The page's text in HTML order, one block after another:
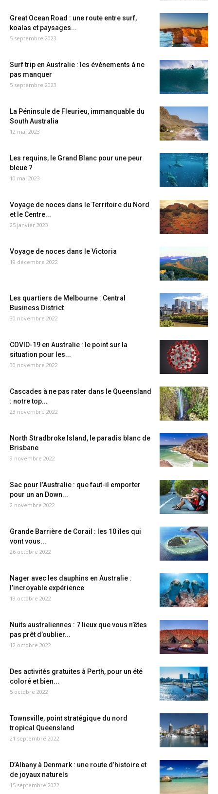
Great Ocean Road : une route entre surf,
koalas et paysages...
5 septembre 2023
Surf trip en Australie : les événements à ne
pas manquer
5 septembre 2023
La Péninsule de Fleurieu, immanquable du
South Australia
12 mai 2023
Les requins, le Grand Blanc pour une peur
bleue ?
10 mai 2023
Voyage de noces dans le Territoire du Nord
et le Centre...
25 janvier 2023
Voyage de noces dans le Victoria
19 décembre 2022
Les quartiers de Melbourne : Central
Business District
30 novembre 2022
COVID-19 en Australie : le point sur la
situation pour les...
30 novembre 2022
Cascades à ne pas rater dans le Queensland
: notre top...
23 novembre 2022
North Stradbroke Island, le paradis blanc de
Brisbane
9 novembre 2022
Sac pour l’Australie : que faut-il emporter
pour un an Down...
2 novembre 2022
Grande Barrière de Corail : les 10 îles qui
vont vous...
26 octobre 2022
Nager avec les dauphins en Australie :
l’incroyable expérience
19 octobre 2022
Nuits australiennes : 7 lieux que vous n’êtes
pas prêt d’oublier...
12 octobre 2022
Des activités gratuites à Perth, pour un été
coloré et bien...
5 octobre 2022
Townsville, point stratégique du nord
tropical Queensland
21 septembre 2022
D’Albany à Denmark : une route d’histoire et
de joyaux naturels
15 septembre 2022